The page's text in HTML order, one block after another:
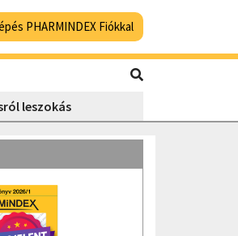
PHARMINDEX Fiókkal
leszokás